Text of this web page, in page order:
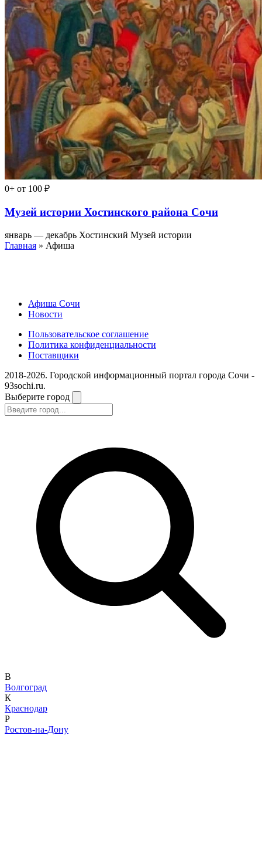
0+ от 100 ₽
Музей истории Хостинского района Сочи
январь — декабрь Хостинский Музей истории
Главная » Афиша
Афиша Сочи
Новости
Пользовательское соглашение
Политика конфиденциальности
Поставщики
2018-2026. Городской информационный портал города Сочи -
93sochi.ru.
Выберите город
В
Волгоград
К
Краснодар
Р
Ростов-на-Дону